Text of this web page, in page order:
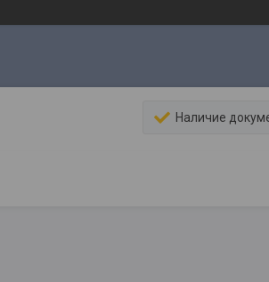
Наличие